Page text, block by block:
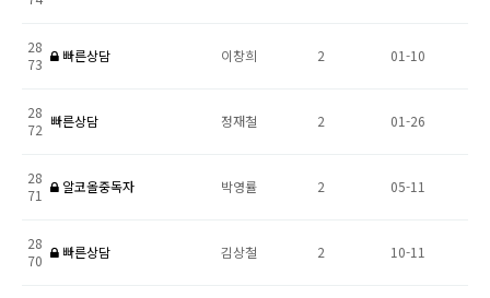
28
73
빠른상담 이창희 2 01-10
28
72 빠른상담 정재철 2 01-26
28
71
알코올중독자 박영률 2 05-11
28
70
빠른상담 김상철 2 10-11